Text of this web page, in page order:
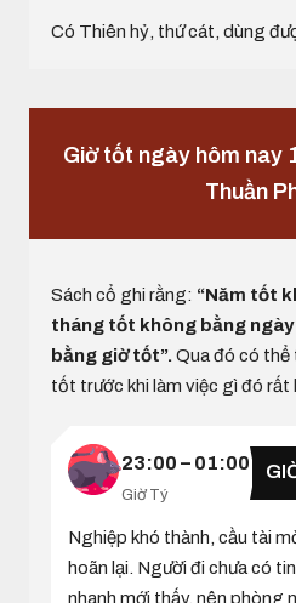
Có Thiên hỷ, thứ cát, dùng
Giờ tốt ngày hôm nay
Thuần
Sách cổ ghi rằng: “Năm tốt
tháng tốt không bằng
bằng giờ tốt”. Qua đó có
tốt trước khi làm việc gì đó rất
23:00 – 01:00
Giờ Tý
Nghiệp khó thành, cầu tài
hoãn lại. Người đi chưa có
nhanh mới thấy, nên phòng